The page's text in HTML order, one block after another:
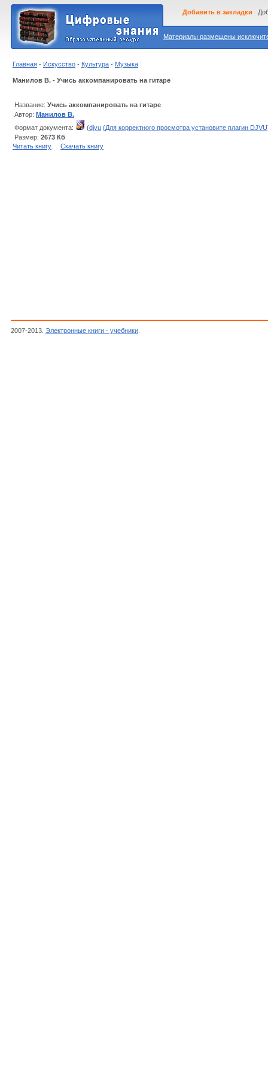
Материалы размещены
Добавить в закладки
Главная - Искусство - Культура - Музыка
Манилов В. - Учись аккомпанировать на гитаре
Название: Учись аккомпанировать на гитаре
Автор: Манилов В.
Формат документа:
(djvu (Для корректного просмотра установите плагин
Размер: 2673 Кб
Читать книгу
Скачать книгу
2007-2013. Электронные книги - учебники